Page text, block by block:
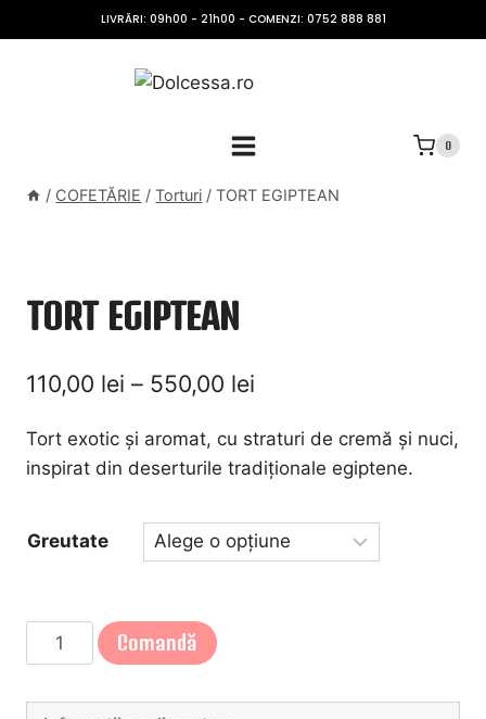
to
LIVRĂRI: 09h00 - 21h00 - COMENZI: 0752 888 881
0
/ COFETĂRIE / Torturi / TORT EGIPTEAN
TORT EGIPTEAN
110,00 lei – 550,00 lei
prețuri:
până
la
Tort exotic și aromat, cu straturi de cremă și nuci,
inspirat din deserturile tradiționale egiptene.
Greutate
Cantitate
TORT
Comandă